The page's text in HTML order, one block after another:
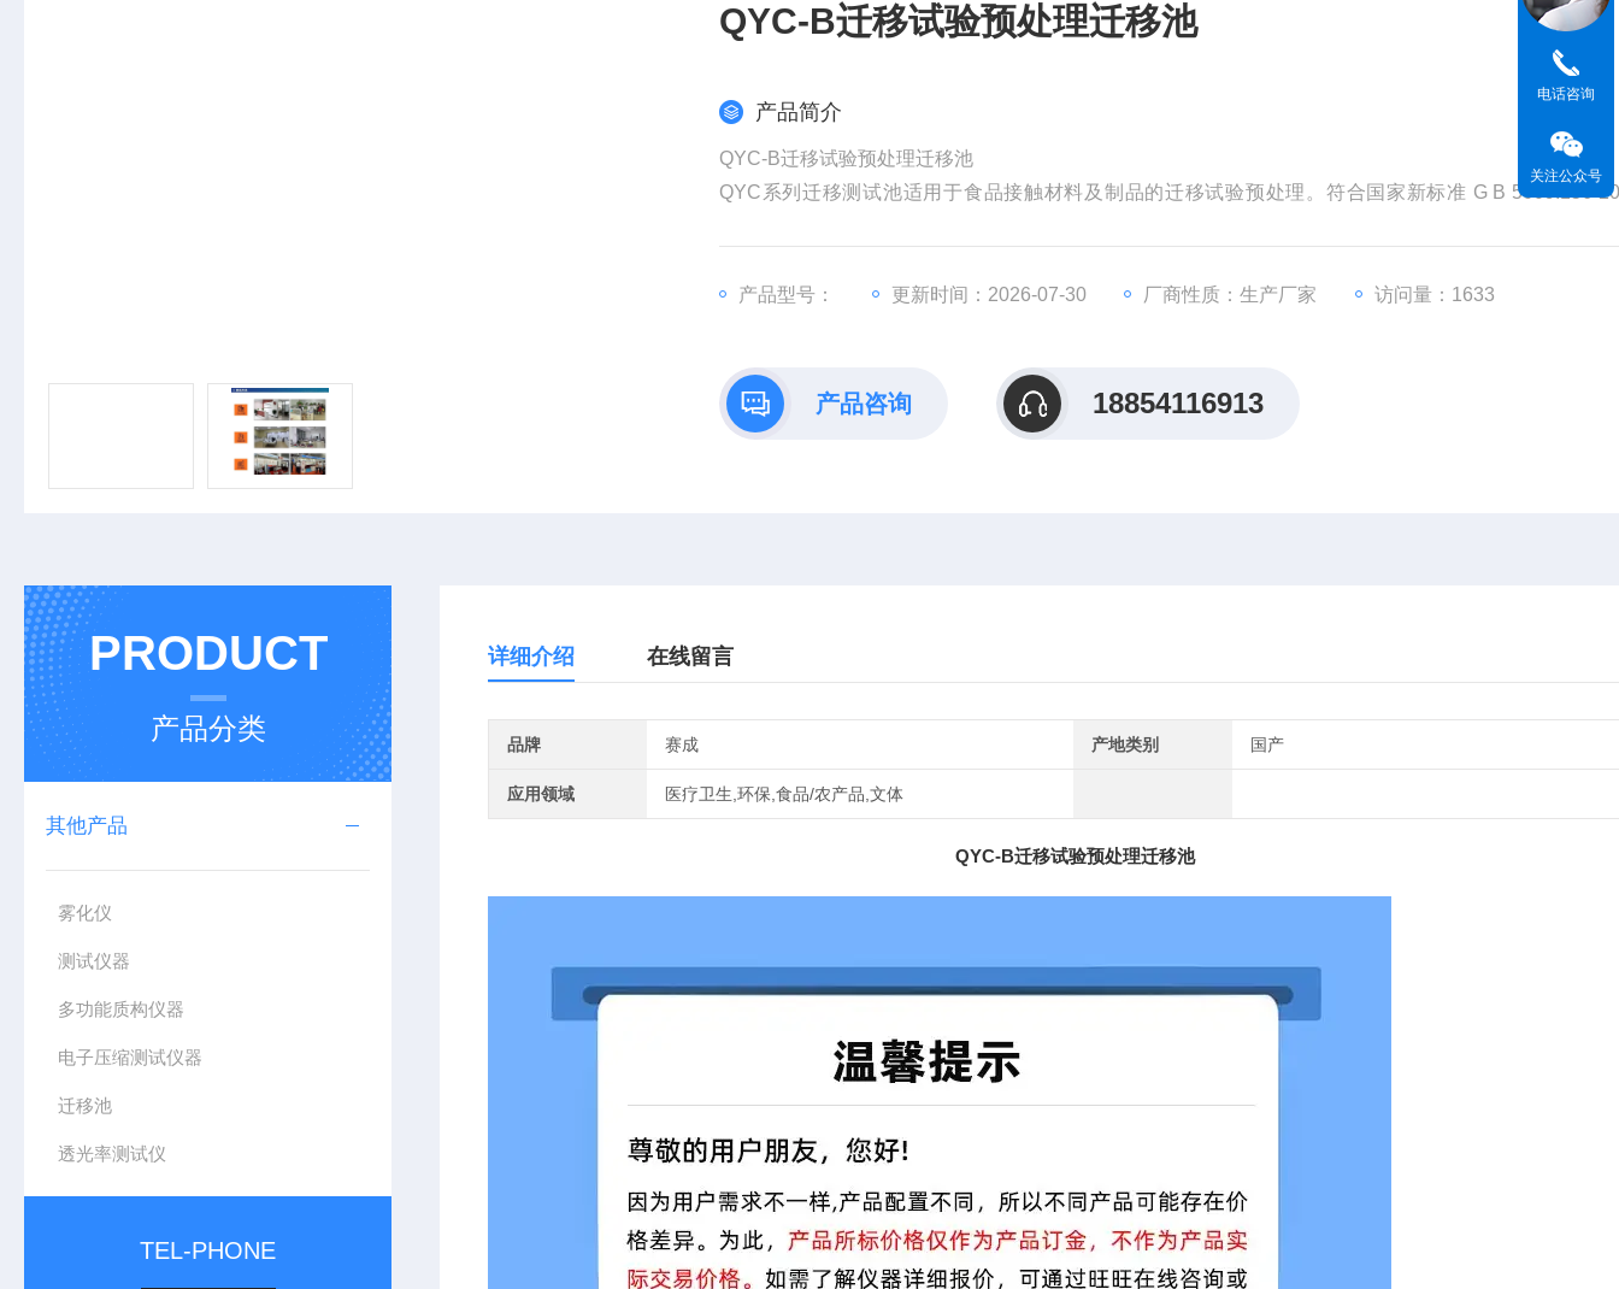
QYC-B迁移试验预处理迁移池
产品简介
QYC-B迁移试验预处理迁移池
QYC系列迁移测试池适用于食品接触材料及制品的迁移试验预处理。符合国家新标准 G B 5009.156-
产品型号： 更新时间：2026-07-30 厂商性质：生产厂家 访问量：1633
产品咨询 18854116913
PRODUCT
产品分类
其他产品
雾化仪
测试仪器
多功能质构仪器
电子压缩测试仪器
迁移池
透光率测试仪
TEL-PHONE
详细介绍 在线留言
品牌 赛成 产地类别 国产
应用领域 医疗卫生,环保,食品/农产品,文体
QYC-B迁移试验预处理迁移池
电话咨询
关注公众号